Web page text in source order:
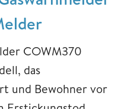
COWM370
das
und Bewohner vor